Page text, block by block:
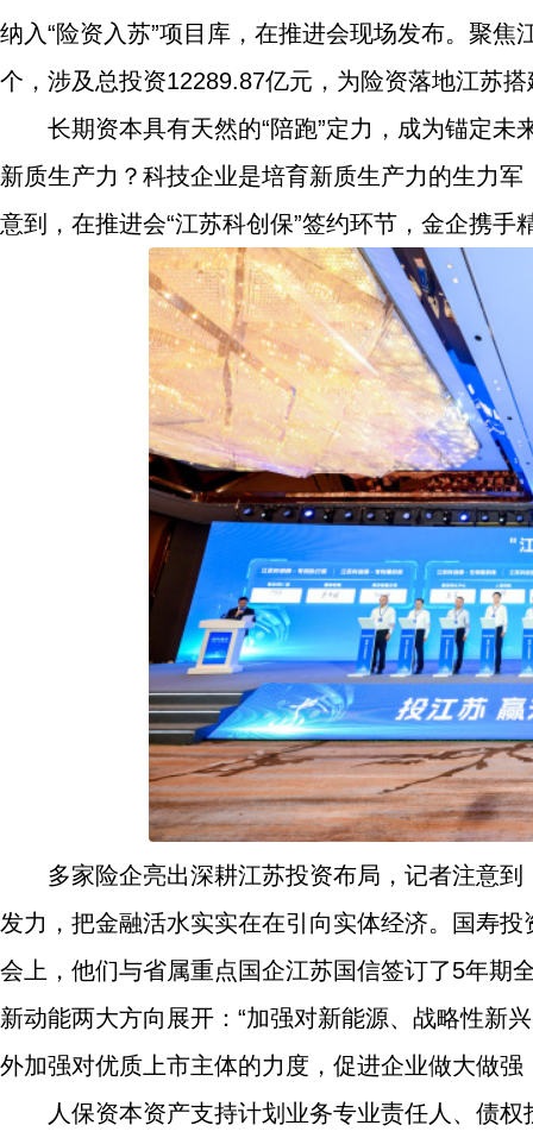
纳入“险资入苏”项目库，在推进会现场发布。聚
个，涉及总投资12289.87亿元，为险资落地江苏
长期资本具有天然的“陪跑”定力，成为锚定
新质生产力？科技企业是培育新质生产力的生力
意到，在推进会“江苏科创保”签约环节，金企携手
多家险企亮出深耕江苏投资布局，记者注意
发力，把金融活水实实在在引向实体经济。国寿
会上，他们与省属重点国企江苏国信签订了5年期
新动能两大方向展开：“加强对新能源、战略性新
外加强对优质上市主体的力度，促进企业做大做
人保资本资产支持计划业务专业责任人、债